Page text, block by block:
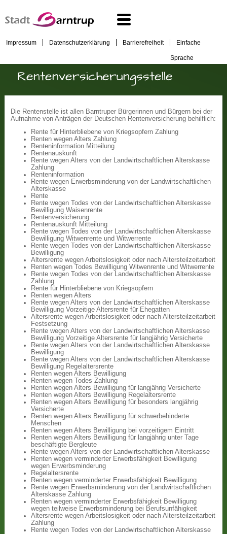
Impressum Datenschutzerklärung Barrierefreiheit Einfache
Sprache
Rentenversicherungsstelle
Die Rentenstelle ist allen Barntruper Bürgerinnen und Bürgern bei der
Aufnahme von Anträgen der Deutschen Rentenversicherung behilflich:
Rente für Hinterbliebene von Kriegsopfern Zahlung
Renten wegen Alters Zahlung
Renteninformation Mitteilung
Rentenauskunft
Rente wegen Alters von der Landwirtschaftlichen Alterskasse
Zahlung
Renteninformation
Rente wegen Erwerbsminderung von der Landwirtschaftlichen
Alterskasse
Rente
Rente wegen Todes von der Landwirtschaftlichen Alterskasse
Bewilligung Waisenrente
Rentenversicherung
Rentenauskunft Mitteilung
Rente wegen Todes von der Landwirtschaftlichen Alterskasse
Bewilligung Witwenrente und Witwerrente
Rente wegen Todes von der Landwirtschaftlichen Alterskasse
Bewilligung
Altersrente wegen Arbeitslosigkeit oder nach Altersteilzeitarbeit
Renten wegen Todes Bewilligung Witwenrente und Witwerrente
Rente wegen Todes von der Landwirtschaftlichen Alterskasse
Zahlung
Rente für Hinterbliebene von Kriegsopfern
Renten wegen Alters
Rente wegen Alters von der Landwirtschaftlichen Alterskasse
Bewilligung Vorzeitige Altersrente für Ehegatten
Altersrente wegen Arbeitslosigkeit oder nach Altersteilzeitarbeit
Festsetzung
Rente wegen Alters von der Landwirtschaftlichen Alterskasse
Bewilligung Vorzeitige Altersrente für langjährig Versicherte
Rente wegen Alters von der Landwirtschaftlichen Alterskasse
Bewilligung
Rente wegen Alters von der Landwirtschaftlichen Alterskasse
Bewilligung Regelaltersrente
Renten wegen Alters Bewilligung
Renten wegen Todes Zahlung
Renten wegen Alters Bewilligung für langjährig Versicherte
Renten wegen Alters Bewilligung Regelaltersrente
Renten wegen Alters Bewilligung für besonders langjährig
Versicherte
Renten wegen Alters Bewilligung für schwerbehinderte
Menschen
Renten wegen Alters Bewilligung bei vorzeitigem Eintritt
Renten wegen Alters Bewilligung für langjährig unter Tage
beschäftigte Bergleute
Rente wegen Alters von der Landwirtschaftlichen Alterskasse
Renten wegen verminderter Erwerbsfähigkeit Bewilligung
wegen Erwerbsminderung
Regelaltersrente
Renten wegen verminderter Erwerbsfähigkeit Bewilligung
Rente wegen Erwerbsminderung von der Landwirtschaftlichen
Alterskasse Zahlung
Renten wegen verminderter Erwerbsfähigkeit Bewilligung
wegen teilweise Erwerbsminderung bei Berufsunfähigkeit
Altersrente wegen Arbeitslosigkeit oder nach Altersteilzeitarbeit
Zahlung
Rente wegen Todes von der Landwirtschaftlichen Alterskasse